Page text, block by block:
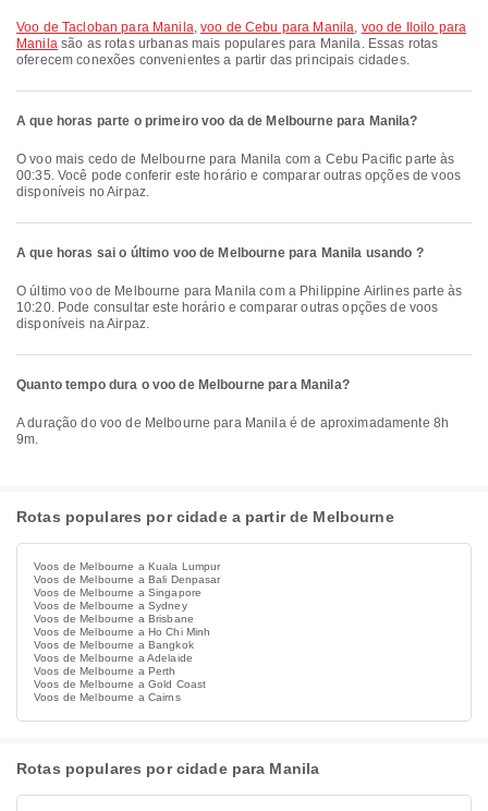
voo de Tacloban para Manila,voo de Cebu para Manila, voo de Iloilo para
Manilasão as rotas urbanas mais populares para Manila. Essas rotas
oferecem conexões convenientes a partir das principais cidades.
A que horas parte o primeiro voo da de Melbourne para Manila?
O voo mais cedo de Melbourne para Manila com a Cebu Pacific parte às
00:35. Você pode conferir este horário e comparar outras opções de voos
disponíveis no Airpaz.
A que horas sai o último voo de Melbourne para Manila usando ?
O último voo de Melbourne para Manila com a Philippine Airlines parte às
10:20. Pode consultar este horário e comparar outras opções de voos
disponíveis na Airpaz.
Quanto tempo dura o voo de Melbourne para Manila?
A duração do voo de Melbourne para Manila é de aproximadamente 8h
9m.
Rotas populares por cidade a partir de Melbourne
Voos de Melbourne a Kuala Lumpur
Voos de Melbourne a Bali Denpasar
Voos de Melbourne a Singapore
Voos de Melbourne a Sydney
Voos de Melbourne a Brisbane
Voos de Melbourne a Ho Chi Minh
Voos de Melbourne a Bangkok
Voos de Melbourne a Adelaide
Voos de Melbourne a Perth
Voos de Melbourne a Gold Coast
Voos de Melbourne a Cairns
Rotas populares por cidade para Manila